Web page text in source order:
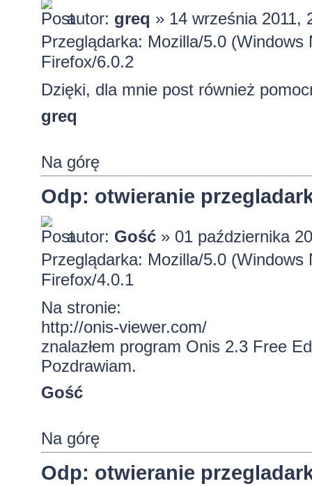
autor: greq » 14 września 2011,
Przeglądarka: Mozilla/5.0
Firefox/6.0.2
Dzięki, dla mnie post również
greq
Na górę
Odp: otwieranie
autor: Gość» 01 października
Przeglądarka: Mozilla/5.0
Firefox/4.0.1
Na stronie:
http://onis-viewer.com/
znalazłem program Onis 2.3 Free
Pozdrawiam.
Gość
Na górę
Odp: otwieranie